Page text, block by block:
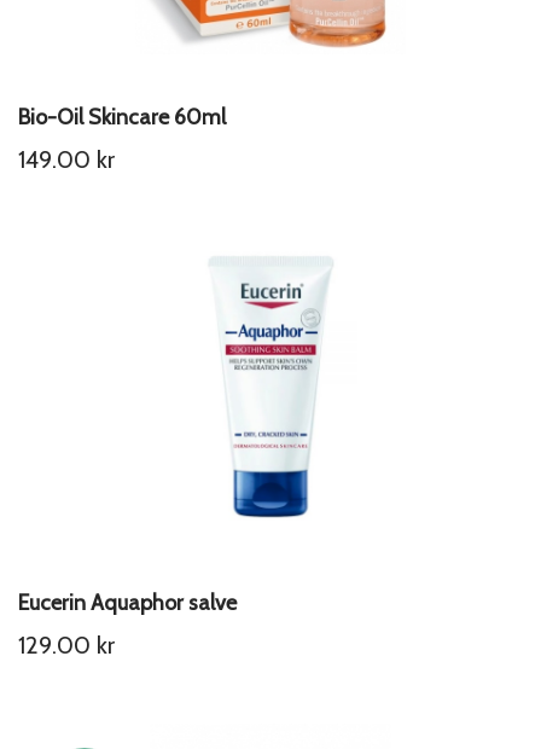
Bio-Oil Skincare 60ml
149.00 kr
Eucerin Aquaphor salve
129.00 kr